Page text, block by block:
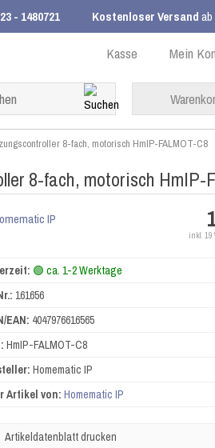
- 1480721 Kostenloser Versand
Mein
Kasse
8-fach, motorisch HmIP-FALMOT-C8
8-fach, motorisch HmIP-
inkl. 19
🟢 ca. 1-2 Werktage
161656
EAN: 4047976616565
HmIP-FALMOT-C8
Homematic IP
Artikel von: Homematic IP
Artikeldatenblatt drucken